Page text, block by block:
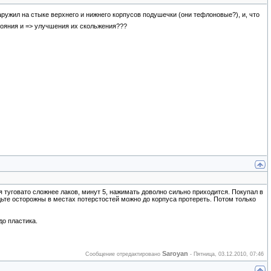
на стыке верхнего и нижнего корпусов подушечки (они тефлоновые?), и, что
и => улучшения их скольжения???
сложнее лаков, минут 5, нажимать доволно сильно приходится. Покупал в
осторожны в местах потерстостей можно до корпуса протереть. Потом только
пластика.
Сообщение отредактировано Saroyan - Пятница, 03.12.2010, 07:46